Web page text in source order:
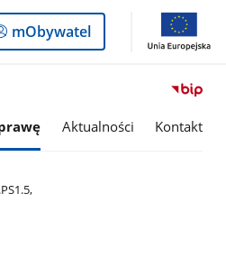
Logowanie
do
mObywatel
Aktualności Kontakt